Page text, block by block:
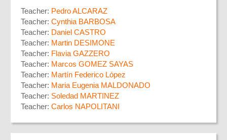
Teacher: Pedro ALCARAZ
Teacher: Cynthia BARBOSA
Teacher: Daniel CASTRO
Teacher: Martin DESIMONE
Teacher: Flavia GAZZERO
Teacher: Marcos GOMEZ SAYAS
Teacher: Martín Federico López
Teacher: Maria Eugenia MALDONADO
Teacher: Soledad MARTINEZ
Teacher: Carlos NAPOLITANI